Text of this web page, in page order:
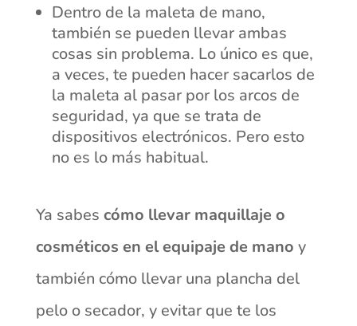
Dentro de la maleta de mano,
también se pueden llevar ambas
cosas sin problema. Lo único es que,
a veces, te pueden hacer sacarlos de
la maleta al pasar por los arcos de
seguridad, ya que se trata de
dispositivos electrónicos. Pero esto
no es lo más habitual.
Ya sabes cómo llevar maquillaje o
cosméticos en el equipaje de mano y
también cómo llevar una plancha del
pelo o secador, y evitar que te los